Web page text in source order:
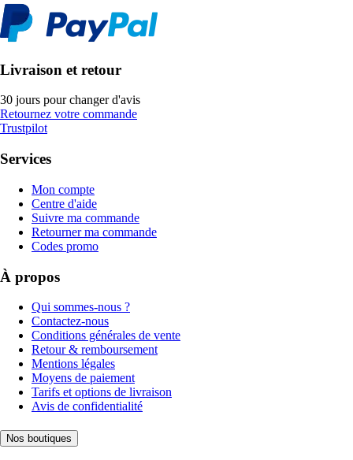
Livraison et retour
30 jours pour changer d'avis
Retournez votre commande
Trustpilot
Services
Mon compte
Centre d'aide
Suivre ma commande
Retourner ma commande
Codes promo
À propos
Qui sommes-nous ?
Contactez-nous
Conditions générales de vente
Retour & remboursement
Mentions légales
Moyens de paiement
Tarifs et options de livraison
Avis de confidentialité
Nos boutiques